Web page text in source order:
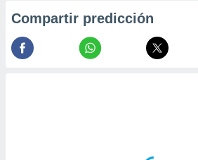
Compartir predicción